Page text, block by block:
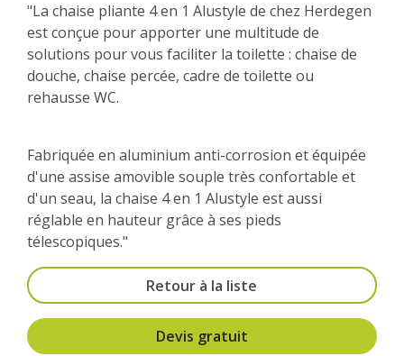
"La chaise pliante 4 en 1 Alustyle de chez Herdegen
est conçue pour apporter une multitude de
solutions pour vous faciliter la toilette : chaise de
douche, chaise percée, cadre de toilette ou
rehausse WC.
Fabriquée en aluminium anti-corrosion et équipée
d'une assise amovible souple très confortable et
d'un seau, la chaise 4 en 1 Alustyle est aussi
réglable en hauteur grâce à ses pieds
télescopiques."
Retour à la liste
Devis gratuit